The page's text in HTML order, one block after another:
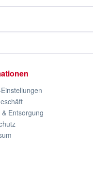
& Entsorgung